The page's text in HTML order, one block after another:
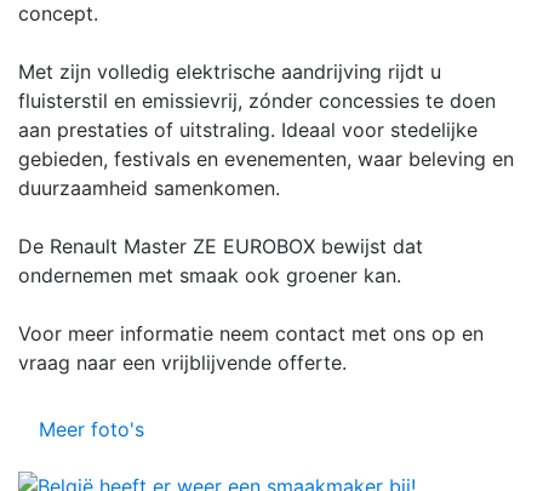
concept.
Met zijn volledig elektrische aandrijving rijdt u
fluisterstil en emissievrij, zónder concessies te doen
aan prestaties of uitstraling. Ideaal voor stedelijke
gebieden, festivals en evenementen, waar beleving en
duurzaamheid samenkomen.
De Renault Master ZE EUROBOX bewijst dat
ondernemen met smaak ook groener kan.
Voor meer informatie neem contact met ons op en
vraag naar een vrijblijvende offerte.
Meer foto's